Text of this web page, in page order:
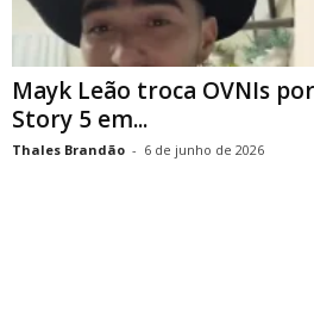
Mayk Leão troca OVNIs
Story 5 em...
Thales Brandão - 6 de junho de 2026